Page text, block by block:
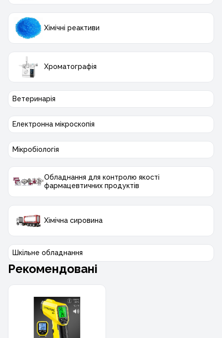
Хімічні реактиви
Хроматографія
Ветеринарія
Електронна мікроскопія
Мікробіологія
Обладнання для контролю якості
фармацевтичних продуктів
Хімічна сировина
Шкільне обладнання
Рекомендовані